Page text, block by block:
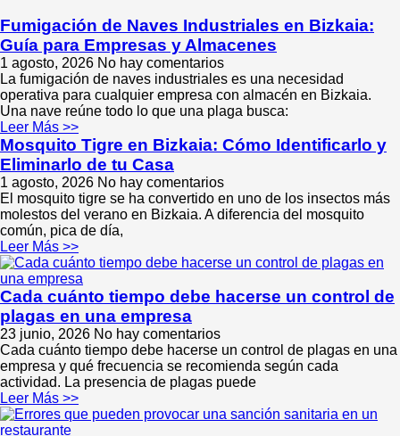
Fumigación de Naves Industriales en Bizkaia:
Guía para Empresas y Almacenes
1 agosto, 2026 No hay comentarios
La fumigación de naves industriales es una necesidad
operativa para cualquier empresa con almacén en Bizkaia.
Una nave reúne todo lo que una plaga busca:
Leer Más >>
Mosquito Tigre en Bizkaia: Cómo Identificarlo y
Eliminarlo de tu Casa
1 agosto, 2026 No hay comentarios
El mosquito tigre se ha convertido en uno de los insectos más
molestos del verano en Bizkaia. A diferencia del mosquito
común, pica de día,
Leer Más >>
Cada cuánto tiempo debe hacerse un control de
plagas en una empresa
23 junio, 2026 No hay comentarios
Cada cuánto tiempo debe hacerse un control de plagas en una
empresa y qué frecuencia se recomienda según cada
actividad. La presencia de plagas puede
Leer Más >>